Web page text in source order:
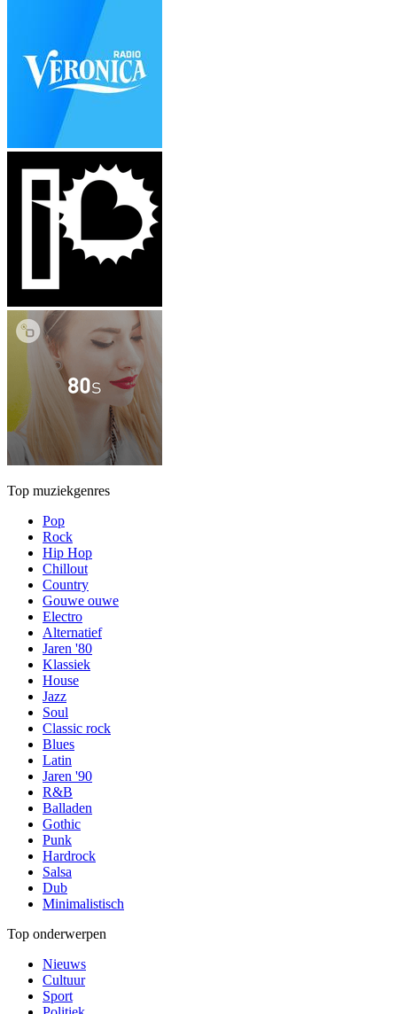
Top muziekgenres
Pop
Rock
Hip Hop
Chillout
Country
Gouwe ouwe
Electro
Alternatief
Jaren '80
Klassiek
House
Jazz
Soul
Classic rock
Blues
Latin
Jaren '90
R&B
Balladen
Gothic
Punk
Hardrock
Salsa
Dub
Minimalistisch
Top onderwerpen
Nieuws
Cultuur
Sport